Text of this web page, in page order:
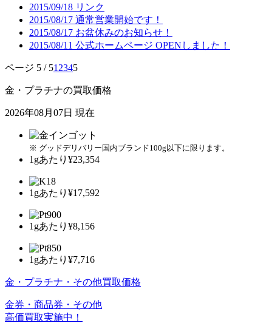
2015/09/18 リンク
2015/08/17 通常営業開始です！
2015/08/17 お盆休みのお知らせ！
2015/08/11 公式ホームページ OPENしました！
ページ 5 / 51 2345
金・プラチナの買取価格
2026年08月07日 現在
※ グッドデリバリー国内ブランド100g以下に限ります。
1gあたり ¥23,354
1gあたり ¥17,592
1gあたり ¥8,156
1gあたり ¥7,716
金・プラチナ・その他買取価格
金券・商品券・その他
高価買取実施中！